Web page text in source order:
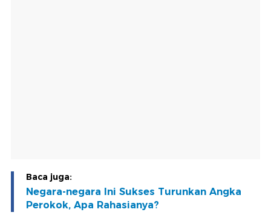
Baca juga:
Negara-negara Ini Sukses Turunkan Angka
Perokok, Apa Rahasianya?